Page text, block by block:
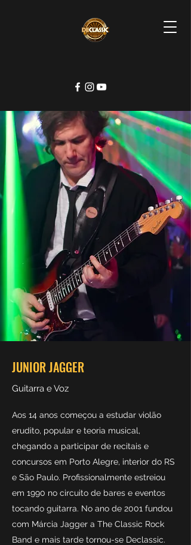
JUNIOR JAGGER
Guitarra e Voz
Aos 14 anos começou a estudar violão
erudito, popular e teoria musical,
chegando a participar de recitais e
concursos em Porto Alegre, interior do RS
e São Paulo. Profissionalmente estreiou
em 1990 no circuito de bares e eventos
tocando guitarra. No ano de 2001 fundou
com Márcia Jagger a The Classic Rock
Band e mais tarde tornou-se Declassic.